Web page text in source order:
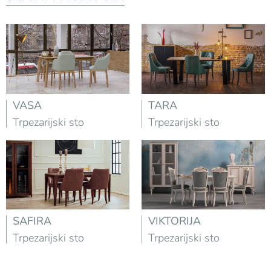
VASA
Trpezarijski sto
TARA
Trpezarijski sto
SAFIRA
Trpezarijski sto
VIKTORIJA
Trpezarijski sto